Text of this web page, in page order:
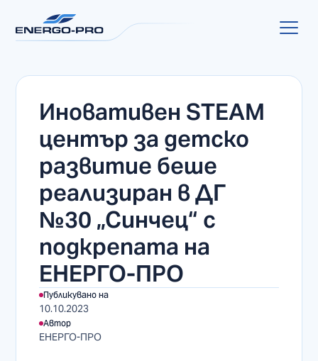
Иновативен STEAM
център за детско
развитие беше
реализиран в ДГ
№30 „Синчец“ с
подкрепата на
ЕНЕРГО-ПРО
Публикувано на
10.10.2023
Автор
ЕНЕРГО-ПРО